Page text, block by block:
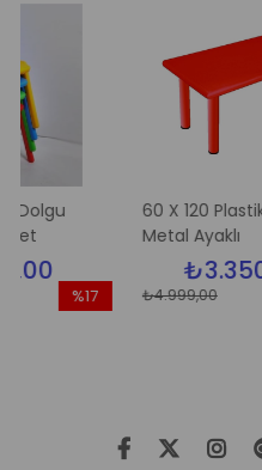
60 X 120 Plastik Masa
Metal Ayaklı
₺3.350,00
₺4.999,00